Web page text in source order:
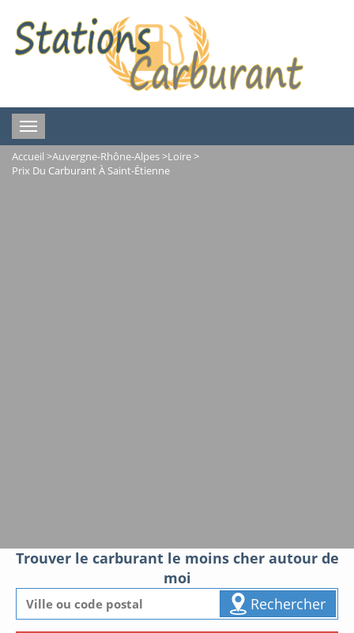
Toggle
navigation
Accueil >Auvergne-Rhône-Alpes>Loire>
Prix Du Carburant À Saint-Étienne
Trouver le carburant le moins cher autour de
moi
Rechercher